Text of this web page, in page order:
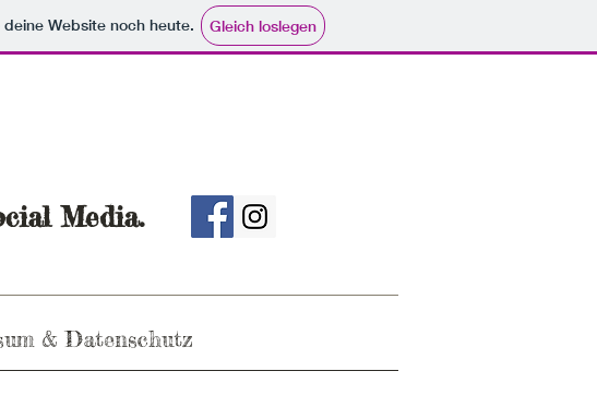
Website noch heute. Gleich loslegen
Media.
& Datenschutz